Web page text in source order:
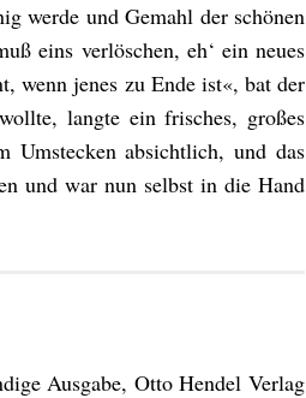
werde und Gemahl der schönen
eins verlöschen, eh‘ ein neues
wenn jenes zu Ende ist«, bat der
langte ein frisches, großes
Umstecken absichtlich, und das
und war nun selbst in die Hand
Ausgabe, Otto Hendel Verlag